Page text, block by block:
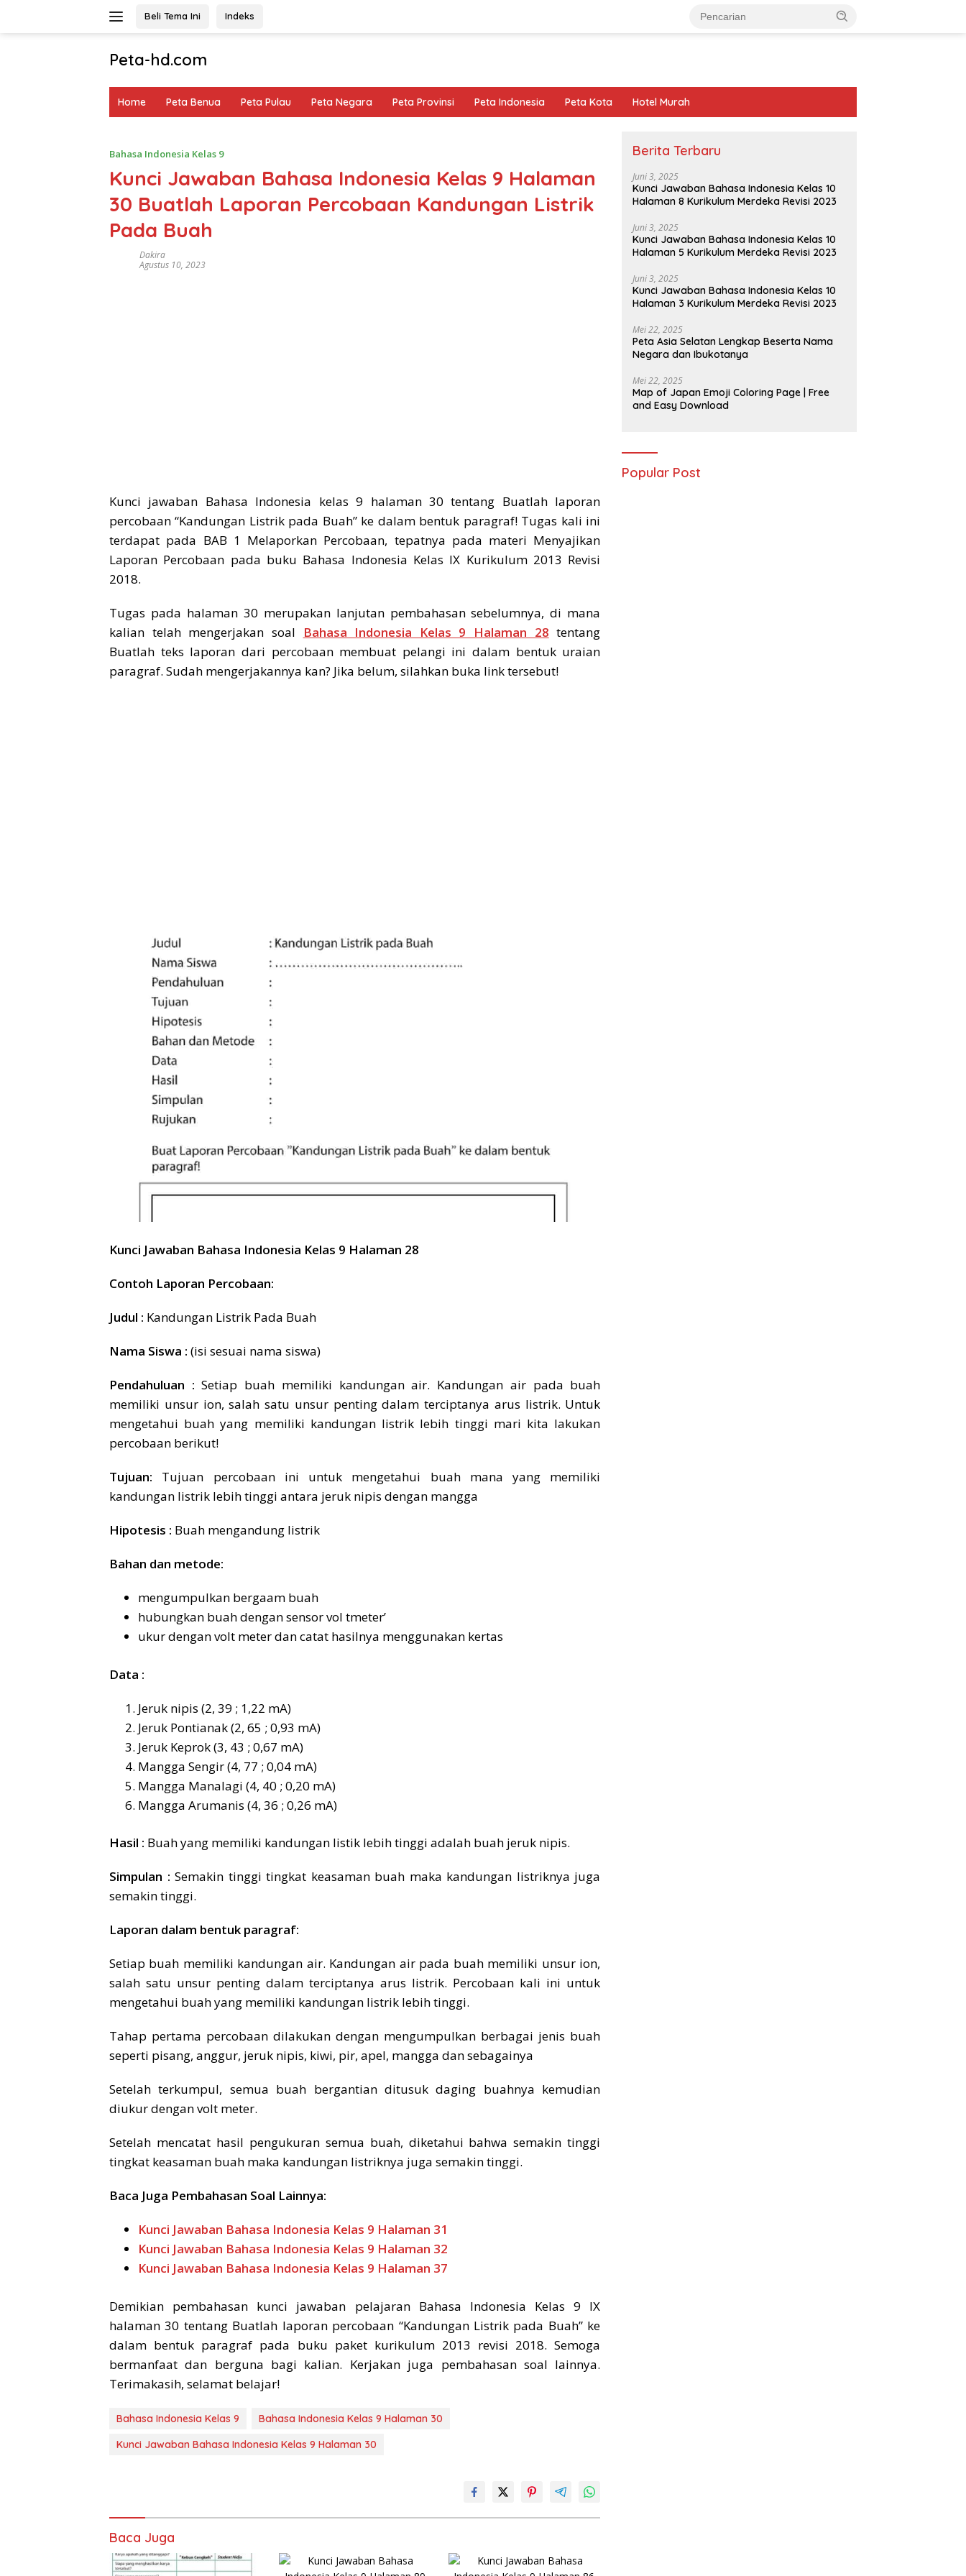
Beli Tema Ini Indeks
Peta-hd.com
Gambar
Home Peta Benua Peta Pulau Peta Negara Peta Provinsi Peta Indonesia Peta Kota Hotel Murah
Bahasa Indonesia Kelas 9
Kunci Jawaban Bahasa Indonesia Kelas 9 Halaman
30 Buatlah Laporan Percobaan Kandungan Listrik
Pada Buah
Dakira
Agustus 10, 2023
Kunci jawaban Bahasa Indonesia kelas 9 halaman 30 tentang Buatlah laporan
percobaan “Kandungan Listrik pada Buah” ke dalam bentuk paragraf! Tugas kali ini
terdapat pada BAB 1 Melaporkan Percobaan, tepatnya pada materi Menyajikan
Laporan Percobaan pada buku Bahasa Indonesia Kelas IX Kurikulum 2013 Revisi
2018.
Tugas pada halaman 30 merupakan lanjutan pembahasan sebelumnya, di mana
kalian telah mengerjakan soal
Bahasa Indonesia Kelas 9 Halaman 28 tentang
Buatlah teks laporan dari percobaan membuat pelangi ini dalam bentuk uraian
paragraf. Sudah mengerjakannya kan? Jika belum, silahkan buka link tersebut!
Kunci Jawaban Bahasa Indonesia Kelas 9 Halaman 28
Contoh Laporan Percobaan:
Judul : Kandungan Listrik Pada Buah
Nama Siswa : (isi sesuai nama siswa)
Pendahuluan :Setiap buah memiliki kandungan air. Kandungan air pada buah
memiliki unsur ion, salah satu unsur penting dalam terciptanya arus listrik. Untuk
mengetahui buah yang memiliki kandungan listrik lebih tinggi mari kita lakukan
percobaan berikut!
Tujuan: Tujuan percobaan ini untuk mengetahui buah mana yang memiliki
kandungan listrik lebih tinggi antara jeruk nipis dengan mangga
Hipotesis : Buah mengandung listrik
Bahan dan metode:
mengumpulkan bergaam buah
hubungkan buah dengan sensor vol tmeter’
ukur dengan volt meter dan catat hasilnya menggunakan kertas
Data :
Jeruk nipis (2, 39 ; 1,22 mA)
Jeruk Pontianak (2, 65 ; 0,93 mA)
Jeruk Keprok (3, 43 ; 0,67 mA)
Mangga Sengir (4, 77 ; 0,04 mA)
Mangga Manalagi (4, 40 ; 0,20 mA)
Mangga Arumanis (4, 36 ; 0,26 mA)
Hasil : Buah yang memiliki kandungan listik lebih tinggi adalah buah jeruk nipis.
Simpulan :Semakin tinggi tingkat keasaman buah maka kandungan listriknya juga
semakin tinggi.
Laporan dalam bentuk paragraf:
Setiap buah memiliki kandungan air. Kandungan air pada buah memiliki unsur ion,
salah satu unsur penting dalam terciptanya arus listrik. Percobaan kali ini untuk
mengetahui buah yang memiliki kandungan listrik lebih tinggi.
Tahap pertama percobaan dilakukan dengan mengumpulkan berbagai jenis buah
seperti pisang, anggur, jeruk nipis, kiwi, pir, apel, mangga dan sebagainya
Setelah terkumpul, semua buah bergantian ditusuk daging buahnya kemudian
diukur dengan volt meter.
Setelah mencatat hasil pengukuran semua buah, diketahui bahwa semakin tinggi
tingkat keasaman buah maka kandungan listriknya juga semakin tinggi.
Baca Juga Pembahasan Soal Lainnya:
Kunci Jawaban Bahasa Indonesia Kelas 9 Halaman 31
Kunci Jawaban Bahasa Indonesia Kelas 9 Halaman 32
Kunci Jawaban Bahasa Indonesia Kelas 9 Halaman 37
Demikian pembahasan kunci jawaban pelajaran Bahasa Indonesia Kelas 9 IX
halaman 30 tentang Buatlah laporan percobaan “Kandungan Listrik pada Buah” ke
dalam bentuk paragraf pada buku paket kurikulum 2013 revisi 2018. Semoga
bermanfaat dan berguna bagi kalian. Kerjakan juga pembahasan soal lainnya.
Terimakasih, selamat belajar!
Bahasa Indonesia Kelas 9
Bahasa Indonesia Kelas 9 Halaman 30
Kunci Jawaban Bahasa Indonesia Kelas 9 Halaman 30
Baca Juga
Berita Terbaru
Juni 3, 2025
Kunci Jawaban Bahasa Indonesia Kelas 10
Halaman 8 Kurikulum Merdeka Revisi 2023
Juni 3, 2025
Kunci Jawaban Bahasa Indonesia Kelas 10
Halaman 5 Kurikulum Merdeka Revisi 2023
Juni 3, 2025
Kunci Jawaban Bahasa Indonesia Kelas 10
Halaman 3 Kurikulum Merdeka Revisi 2023
Mei 22, 2025
Peta Asia Selatan Lengkap Beserta Nama
Negara dan Ibukotanya
Mei 22, 2025
Map of Japan Emoji Coloring Page | Free
and Easy Download
Popular Post